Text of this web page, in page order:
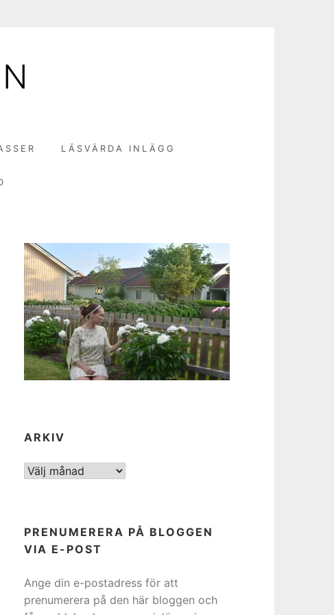
LÄSVÄRDA INLÄGG
ARKIV
ARKIV
PRENUMERERA PÅ BLOGGEN
VIA E-POST
Ange din e-postadress för att
prenumerera på den här bloggen och